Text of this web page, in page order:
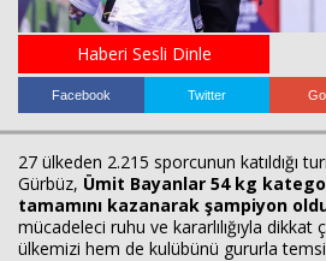
Haberi Sesli Dinle
Facebook Twitter
27 ülkeden 2.215 sporcunun katıldığı
Gürbüz, Ümit Bayanlar 54 kg
tamamını kazanarak şampiyon
mücadeleci ruhu ve kararlılığıyla
ülkemizi hem de kulübünü gururla